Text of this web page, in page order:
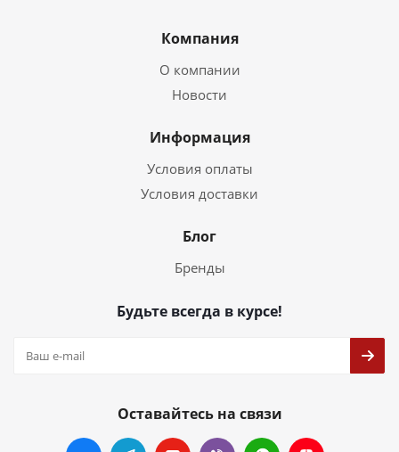
Компания
О компании
Новости
Информация
Условия оплаты
Условия доставки
Блог
Бренды
Будьте всегда в курсе!
Оставайтесь на связи